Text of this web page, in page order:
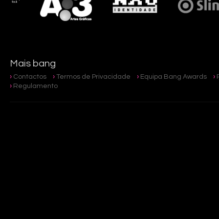
Mais bang
Contactos Termos de Privacidade Equipa Bang Awards
Regulamento